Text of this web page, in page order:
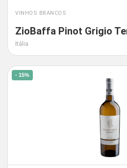
VINHOS BRANCOS
ZioBaffa Pinot Grigio
Itália
- 15%